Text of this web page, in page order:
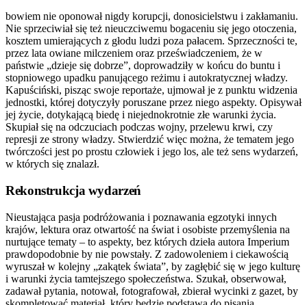
bowiem nie oponował nigdy korupcji, donosicielstwu i zakłamaniu.
Nie sprzeciwiał się też nieuczciwemu bogaceniu się jego otoczenia,
kosztem umierających z głodu ludzi poza pałacem. Sprzeczności te,
przez lata owiane milczeniem oraz przeświadczeniem, że w
państwie „dzieje się dobrze”, doprowadziły w końcu do buntu i
stopniowego upadku panującego reżimu i autokratycznej władzy.
Kapuściński, pisząc swoje reportaże, ujmował je z punktu widzenia
jednostki, której dotyczyły poruszane przez niego aspekty. Opisywał
jej życie, dotykającą biedę i niejednokrotnie złe warunki życia.
Skupiał się na odczuciach podczas wojny, przelewu krwi, czy
represji ze strony władzy. Stwierdzić więc można, że tematem jego
twórczości jest po prostu człowiek i jego los, ale też sens wydarzeń,
w których się znalazł.
Rekonstrukcja wydarzeń
Nieustająca pasja podróżowania i poznawania egzotyki innych
krajów, lektura oraz otwartość na świat i osobiste przemyślenia na
nurtujące tematy – to aspekty, bez których dzieła autora Imperium
prawdopodobnie by nie powstały. Z zadowoleniem i ciekawością
wyruszał w kolejny „zakątek świata”, by zagłębić się w jego kulturę
i warunki życia tamtejszego społeczeństwa. Szukał, obserwował,
zadawał pytania, notował, fotografował, zbierał wycinki z gazet, by